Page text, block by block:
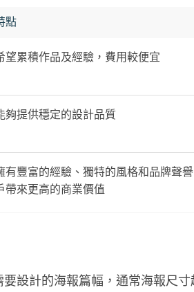
點
望累積作品及經驗，費用較便宜
夠提供穩定的設計品質
有豐富的經驗、獨特的風格和品牌聲
帶來更高的商業價值
設計的海報篇幅，通常海報尺